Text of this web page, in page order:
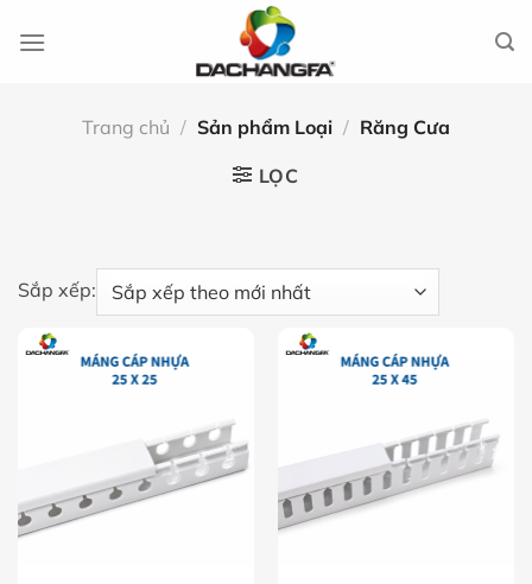
đến
Trang chủ / Sản phẩm Loại / Răng Cưa
LỌC
Sắp xếp: